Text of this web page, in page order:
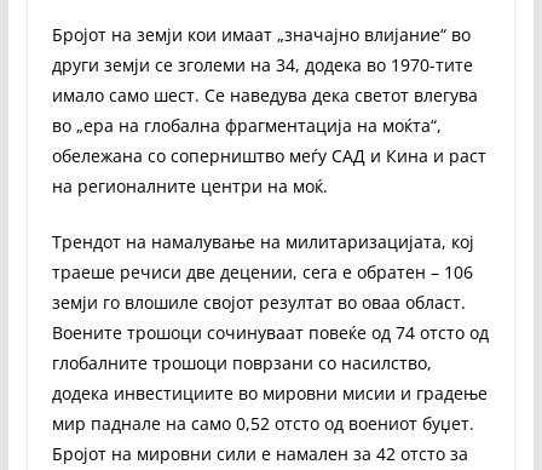
Бројот на земји кои имаат „значајно влијание“ во
други земји се зголеми на 34, додека во 1970-тите
имало само шест. Се наведува дека светот влегува
во „ера на глобална фрагментација на моќта“,
обележана со соперништво меѓу САД и Кина и раст
на регионалните центри на моќ.
Трендот на намалување на милитаризацијата, кој
траеше речиси две децении, сега е обратен – 106
земји го влошиле својот резултат во оваа област.
Воените трошоци сочинуваат повеќе од 74 отсто од
глобалните трошоци поврзани со насилство,
додека инвестициите во мировни мисии и градење
мир паднале на само 0,52 отсто од воениот буџет.
Бројот на мировни сили е намален за 42 отсто за